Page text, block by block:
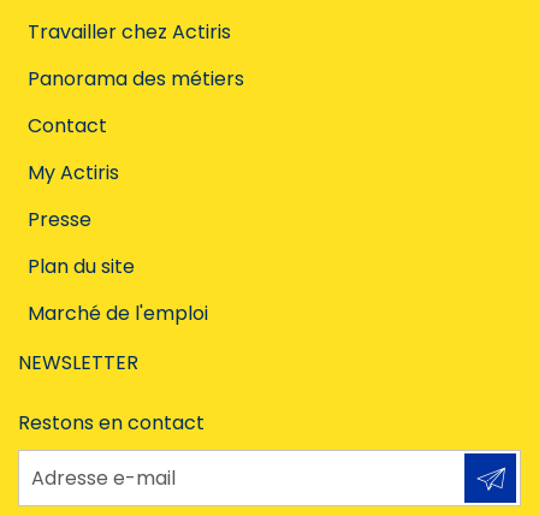
Travailler chez Actiris
Panorama des métiers
Contact
My Actiris
Presse
Plan du site
Marché de l'emploi
NEWSLETTER
Restons en contact
Adresse e-mail